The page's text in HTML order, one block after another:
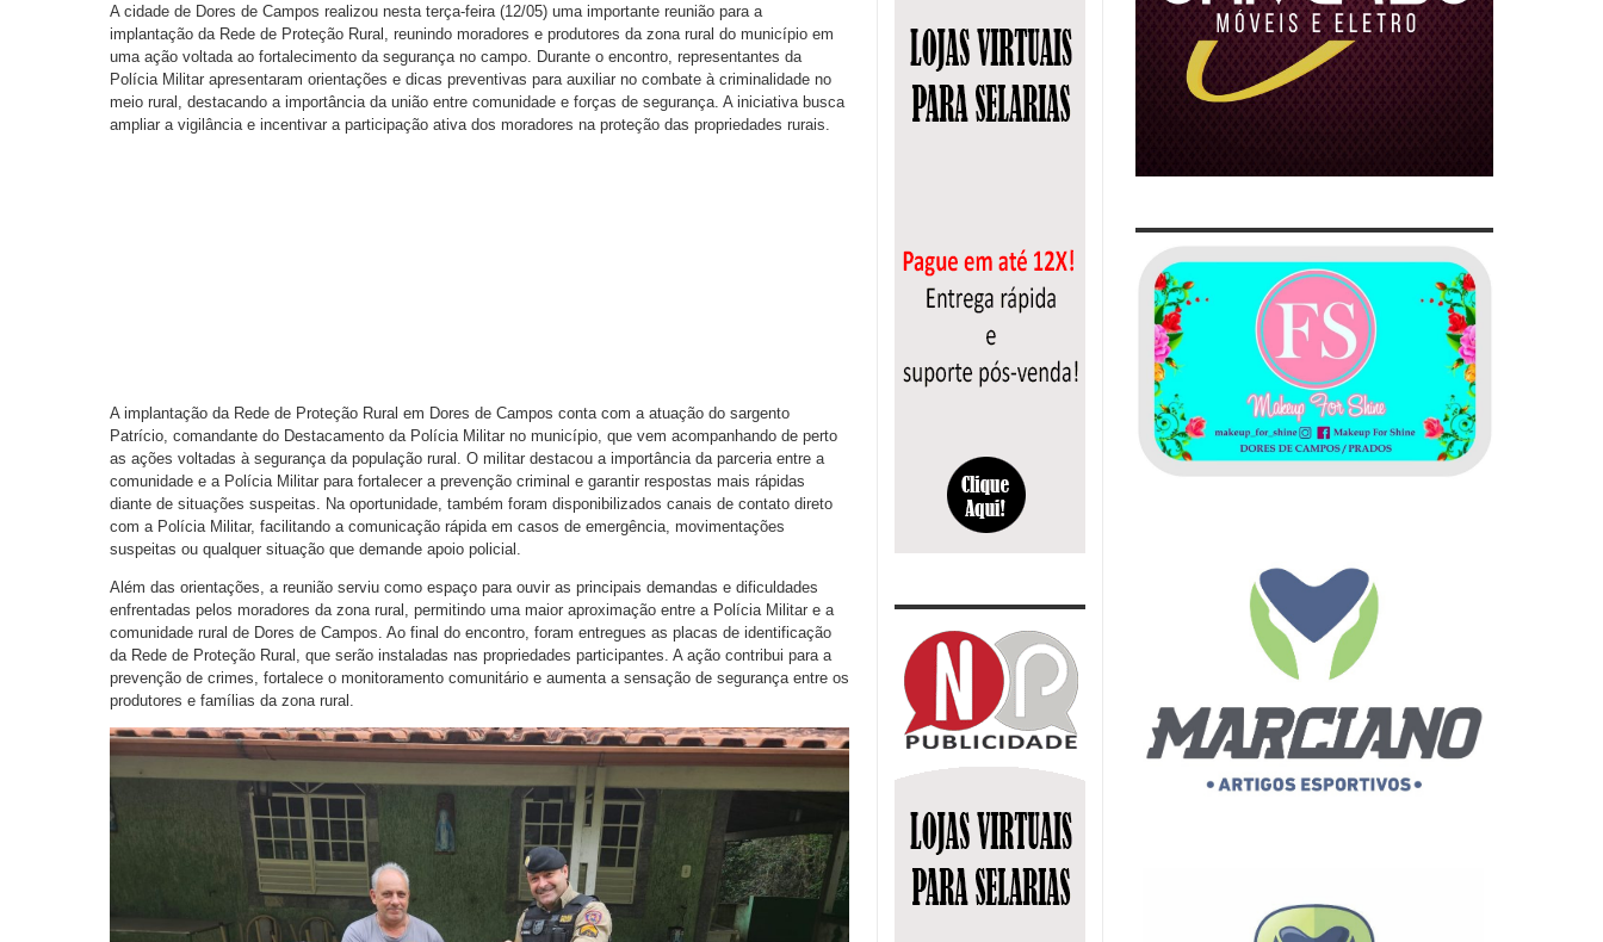
A cidade de Dores de Campos realizou nesta terça-feira (12/05) uma importante reunião para a
implantação da Rede de Proteção Rural, reunindo moradores e produtores da zona rural do município em
uma ação voltada ao fortalecimento da segurança no campo. Durante o encontro, representantes da
Polícia Militar apresentaram orientações e dicas preventivas para auxiliar no combate à criminalidade no
meio rural, destacando a importância da união entre comunidade e forças de segurança. A iniciativa busca
ampliar a vigilância e incentivar a participação ativa dos moradores na proteção das propriedades rurais.
A implantação da Rede de Proteção Rural em Dores de Campos conta com a atuação do sargento
Patrício, comandante do Destacamento da Polícia Militar no município, que vem acompanhando de perto
as ações voltadas à segurança da população rural. O militar destacou a importância da parceria entre a
comunidade e a Polícia Militar para fortalecer a prevenção criminal e garantir respostas mais rápidas
diante de situações suspeitas. Na oportunidade, também foram disponibilizados canais de contato direto
com a Polícia Militar, facilitando a comunicação rápida em casos de emergência, movimentações
suspeitas ou qualquer situação que demande apoio policial.
Além das orientações, a reunião serviu como espaço para ouvir as principais demandas e dificuldades
enfrentadas pelos moradores da zona rural, permitindo uma maior aproximação entre a Polícia Militar e a
comunidade rural de Dores de Campos. Ao final do encontro, foram entregues as placas de identificação
da Rede de Proteção Rural, que serão instaladas nas propriedades participantes. A ação contribui para a
prevenção de crimes, fortalece o monitoramento comunitário e aumenta a sensação de segurança entre os
produtores e famílias da zona rural.